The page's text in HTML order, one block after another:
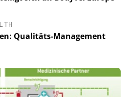
Qualitäts-Management